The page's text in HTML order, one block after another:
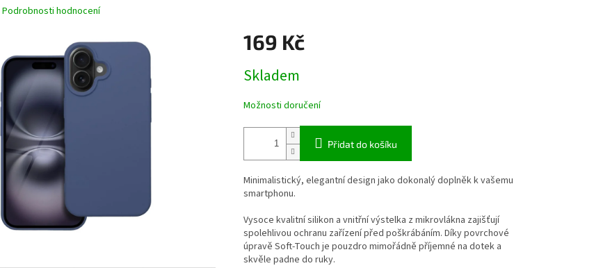
Podrobnosti hodnocení
169 Kč
cena:
Skladem
Možnosti doručení
Přidat do košíku
Minimalistický, elegantní design jako dokonalý doplněk k vašemu
smartphonu.
Vysoce kvalitní silikon a vnitřní výstelka z mikrovlákna zajišťují
spolehlivou ochranu zařízení před poškrábáním. Díky povrchové
úpravě Soft-Touch je pouzdro mimořádně příjemné na dotek a
skvěle padne do ruky.